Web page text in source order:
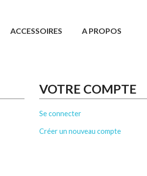
ACCESSOIRES A PROPOS
VOTRE COMPTE
Se connecter
Créer un nouveau compte